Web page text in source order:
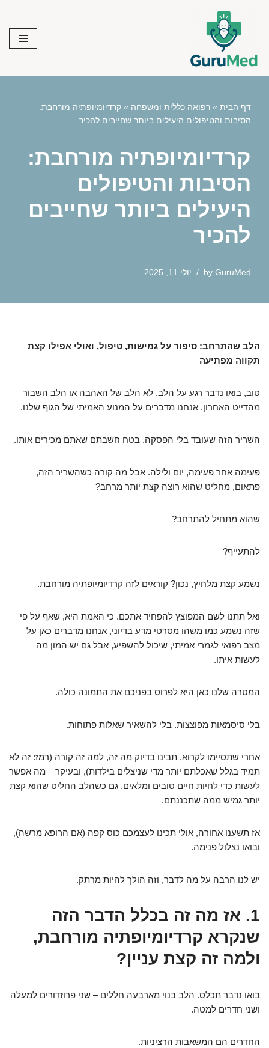
content
דף הבית » רפואה כללית ומשפחה » קרדיומיופתיה מורחבת:
הסיבות והטיפולים היעילים ביותר שחייבים להכיר
קרדיומיופתיה מורחבת:
הסיבות והטיפולים
היעילים ביותר שחייבים
להכיר
by GuruMed יולי 11, 2025
הלב שהתרחב: סיפור על גמישות, טיפול, ואולי אפילו קצת
תקווה מפתיעה
טוב, בואו נדבר רגע על הלב. לא הלב של האהבה או הלב השבור
מהדייט האחרון. אנחנו מדברים על המנוע האמיתי של הגוף שלנו.
השריר הזה שעובד בלי הפסקה. בטח חשבתם שאתם מכירים אותו.
פעימה אחר פעימה, יום ולילה. אבל מה קורה כשהשריר הזה,
פתאום, מחליט שהוא רוצה קצת יותר מרחב?
שהוא מתחיל להתרחב?
להתעייף?
נשמע קצת מלחיץ, נכון? קוראים לזה קרדיומיופתיה מורחבת.
ואל תתנו לשם המפוצץ להפחיד אתכם. כי האמת היא, שאף על פי
שזה נשמע כמו משהו מסרטי מדע בדיוני, אנחנו מדברים כאן על
מצב רפואי לגמרי אמיתי, שיכול להשפיע, אבל גם יש המון מה
לעשות איתו.
המטרה שלנו כאן היא לפרוס בפניכם את התמונה כולה.
בלי סיסמאות מפוצצות. בלי להשאיר שאלות פתוחות.
אחרי שתסיימו לקרוא, תבינו בדיוק מה זה, למה זה קורה (רמז: זה לא
תמיד בגלל שאכלתם יותר מדי שניצלים בילדות), ובעיקר – מה אפשר
לעשות כדי לחיות חיים טובים ומלאים, גם כשהלב החליט שהוא קצת
יותר גמיש ממה שתכננתם.
אז תשענו אחורה, אולי תכינו לעצמכם כוס קפה (אם הרופא מרשה),
ובואו נצלול פנימה.
יש לנו הרבה על מה לדבר, וזה הולך להיות מרתק.
1. אז מה זה בכלל הדבר הזה
שנקרא קרדיומיופתיה מורחבת,
ולמה זה קצת עניין?
בואו נדבר תכלס. הלב בנוי מארבעה חללים – שני פרוזדורים למעלה
ושני חדרים למטה.
החדרים הם המשאבות הרציניות.